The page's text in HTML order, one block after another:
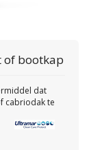
of bootkap
dat
cabriodak te